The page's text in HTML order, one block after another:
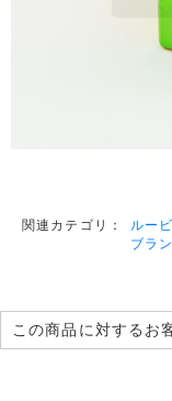
関連カテゴリ： ルー
ブラ
この商品に対するお